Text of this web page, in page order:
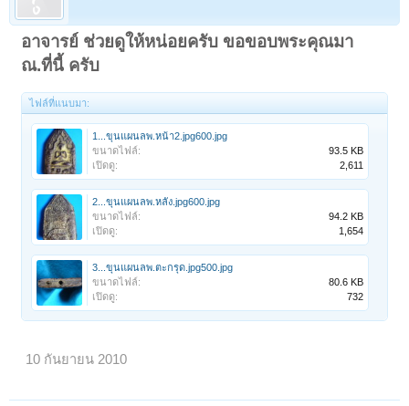
อาจารย์ ช่วยดูให้หน่อยครับ ขอขอบพระคุณมา
ณ.ที่นี้ ครับ
ไฟล์ที่แนบมา:
1...ขุนแผนลพ.หน้า2.jpg600.jpg
ขนาดไฟล์:
93.5 KB
เปิดดู:
2,611
2...ขุนแผนลพ.หลัง.jpg600.jpg
ขนาดไฟล์:
94.2 KB
เปิดดู:
1,654
3...ขุนแผนลพ.ตะกรุด.jpg500.jpg
ขนาดไฟล์:
80.6 KB
เปิดดู:
732
10 กันยายน 2010